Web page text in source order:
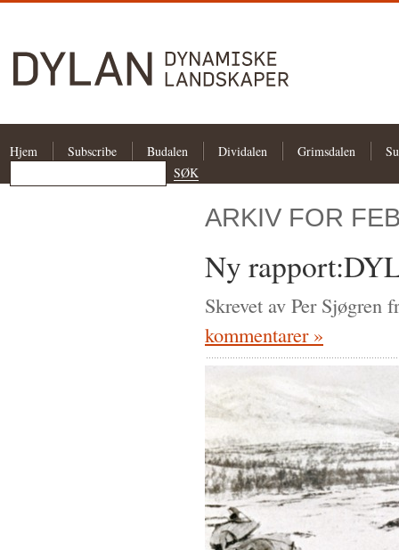
Hjem Subscribe Budalen Dividalen Grimsdalen
ARKIV FOR
Ny
Skrevet av Per Sjøgren
kommentarer »